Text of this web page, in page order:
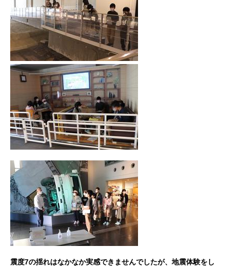
震度7の揺れはなかなか実感できませんでしたが、地震体験をし